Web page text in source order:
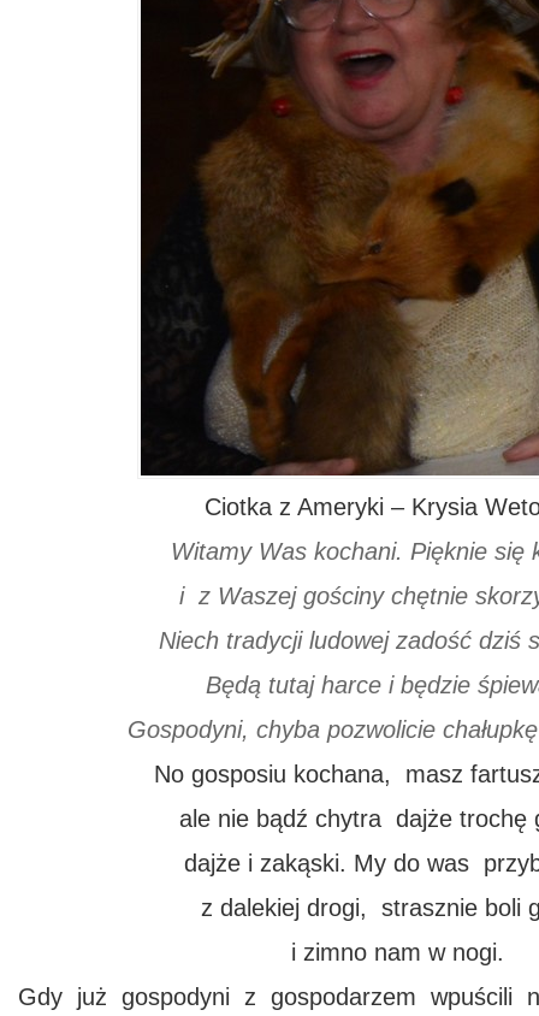
Ciotka z Ameryki – Krysia
Witamy Was kochani. Pięknie się
i z Waszej gościny chętnie
Niech tradycji ludowej zadość dziś
Będą tutaj harce i będzie
Gospodyni, chyba pozwolicie
No gosposiu kochana, masz
ale nie bądź chytra dajże trochę
dajże i zakąski. My do was
z dalekiej drogi, strasznie boli
i zimno nam w nogi.
Gdy już gospodyni z gospodarzem wpuścili